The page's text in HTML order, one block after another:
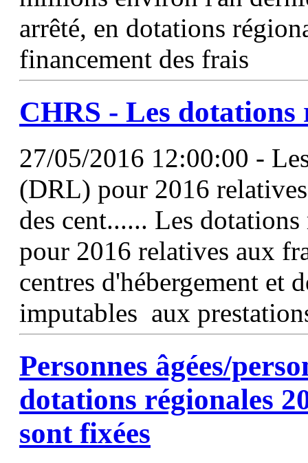
arrêté, en dotations
financement des frais
CHRS - Les dotations
27/05/2016 12:00:00 -
(DRL) pour 2016
des cent...... Les
pour 2016 relatives aux
centres d'hébergement et
imputables aux
Personnes âgées/
dotations régionales
sont fixées